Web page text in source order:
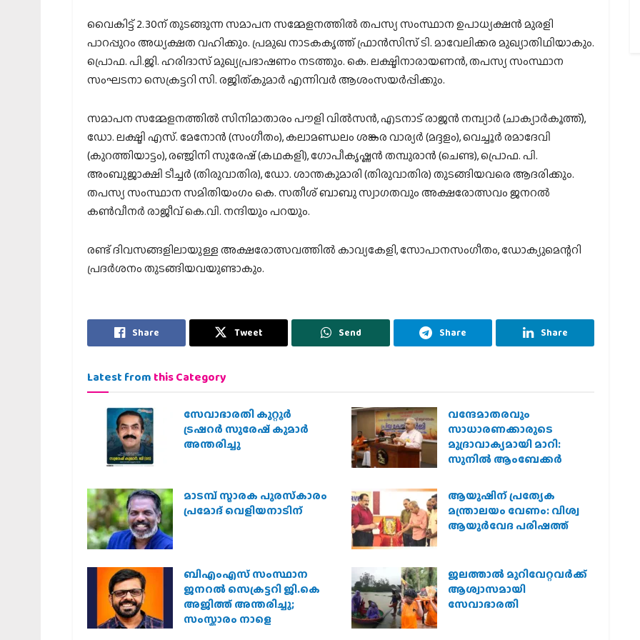
വൈകിട്ട് 2.30ന് തുടങ്ങുന്ന സമാപന സമ്മേളനത്തില്‍ തപസ്യ സംസ്ഥാന ഉപാധ്യക്ഷന്‍ മുരളി
പാറപ്പുറം അധ്യക്ഷത വഹിക്കും. പ്രമുഖ നാടകകൃത്ത് ഫ്രാന്‍സിസ് ടി. മാവേലിക്കര മുഖ്യാതിഥിയാകും.
പ്രൊഫ. പി.ജി. ഹരിദാസ് മുഖ്യപ്രഭാഷണം നടത്തും. കെ. ലക്ഷ്മിനാരായണന്‍, തപസ്യ സംസ്ഥാന
സംഘടനാ സെക്രട്ടറി സി. രജിത്കുമാര്‍ എന്നിവര്‍ ആശംസയര്‍പ്പിക്കും.
സമാപന സമ്മേളനത്തില്‍ സിനിമാതാരം പൗളി വില്‍സന്‍, എടനാട് രാജന്‍ നമ്പ്യാര്‍ (ചാക്യാര്‍കൂത്ത്),
ഡോ. ലക്ഷ്മി എസ്. മേനോന്‍ (സംഗീതം), കലാമണ്ഡലം ശങ്കര വാര്യര്‍ (മദ്ദളം), വെച്ചൂര്‍ രമാദേവി
(കുറത്തിയാട്ടം), രഞ്ജിനി സുരേഷ് (കഥകളി), ഗോപീകൃഷ്ണന്‍ തമ്പുരാന്‍ (ചെണ്ട), പ്രൊഫ. പി.
അംബുജാക്ഷി ടീച്ചര്‍ (തിരുവാതിര), ഡോ. ശാന്തകുമാരി (തിരുവാതിര) തുടങ്ങിയവരെ ആദരിക്കും.
തപസ്യ സംസ്ഥാന സമിതിയംഗം കെ. സതീശ് ബാബു സ്വാഗതവും അക്ഷരോത്സവം ജനറല്‍
കണ്‍വീനര്‍ രാജീവ് കെ.വി. നന്ദിയും പറയും.
രണ്ട് ദിവസങ്ങളിലായുള്ള അക്ഷരോത്സവത്തില്‍ കാവ്യകേളി, സോപാനസംഗീതം, ഡോക്യുമെന്ററി
പ്രദര്‍ശനം തുടങ്ങിയവയുണ്ടാകും.
Share Tweet Send Share Share
Latest from this Category
സേവാഭാരതി കുറ്റൂർ
ട്രഷറർ സുരേഷ് കുമാർ
അന്തരിച്ചു
വന്ദേമാതരവും
സാധാരണക്കാരുടെ
മുദ്രാവാക്യമായി മാറി:
സുനിൽ ആംബേക്കർ
മാടമ്പ് സ്മാരക പുരസ്‌കാരം
പ്രമോദ് വെളിയനാടിന്
ആയുഷിന് പ്രത്യേക
മന്ത്രാലയം വേണം: വിശ്വ
ആയുര്‍വേദ പരിഷത്ത്
ബിഎംഎസ് സംസ്ഥാന
ജനറൽ സെക്രട്ടറി ജി.കെ
അജിത്ത് അന്തരിച്ചു;
സംസ്കാരം നാളെ
ജലത്താല്‍ മുറിവേറ്റവര്‍ക്ക്
ആശ്വാസമായി
സേവാഭാരതി